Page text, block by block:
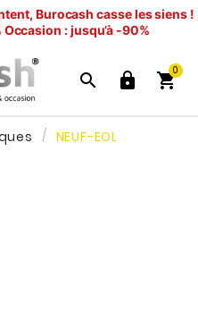
Burocash casse les siens !
Occasion : jusqu’à -90%
  
0
NEUF-EOL